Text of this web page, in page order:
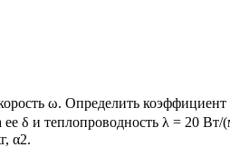
ω. Определить коэффициент
δ и теплопроводность λ = 20
α2.